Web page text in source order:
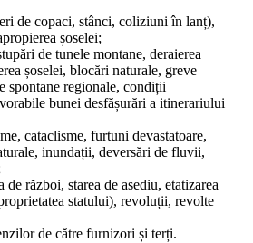
de copaci, stânci, coliziuni în lanț),
șoselei;
de tunele montane, deraierea
șoselei, blocări naturale, greve
spontane regionale, condiții
bunei desfășurări a itinerariului
cataclisme, furtuni devastatoare,
inundații, deversări de fluvii,
de război, starea de asediu, etatizarea
statului), revoluții, revolte
de către furnizori și terți.